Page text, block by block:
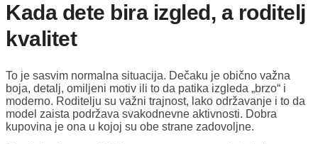
Kada dete bira izgled, a roditelj
kvalitet
To je sasvim normalna situacija. Dečaku je obično važna
boja, detalj, omiljeni motiv ili to da patika izgleda „brzo“ i
moderno. Roditelju su važni trajnost, lako održavanje i to da
model zaista podržava svakodnevne aktivnosti. Dobra
kupovina je ona u kojoj su obe strane zadovoljne.